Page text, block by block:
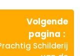
Volgende
pagina
Schilderij